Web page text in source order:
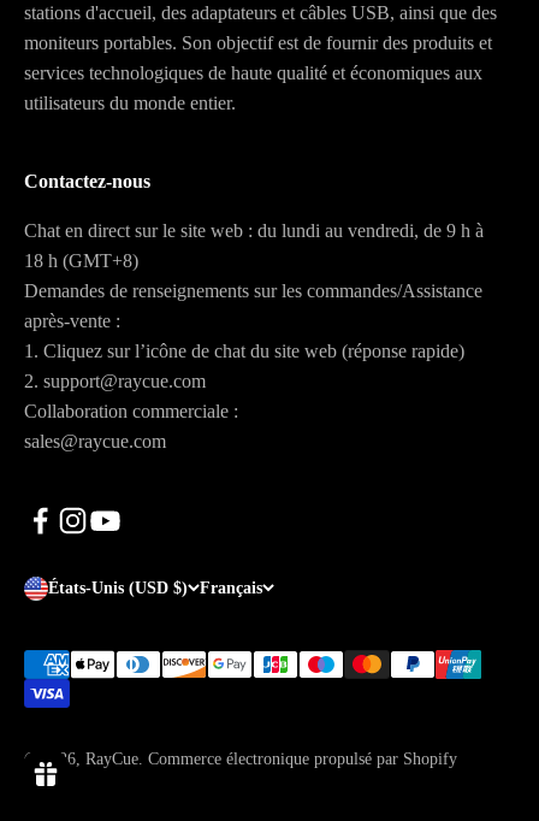
stations d'accueil, des adaptateurs et câbles USB, ainsi que des
moniteurs portables. Son objectif est de fournir des produits et
services technologiques de haute qualité et économiques aux
utilisateurs du monde entier.
Contactez-nous
Chat en direct sur le site web : du lundi au vendredi, de 9 h à
18 h (GMT+8)
Demandes de renseignements sur les commandes/Assistance
après-vente :
1. Cliquez sur l’icône de chat du site web (réponse rapide)
2. support@raycue.com
Collaboration commerciale :
sales@raycue.com
États-Unis (USD $) Français
© 2026, RayCue. Commerce électronique propulsé par Shopify